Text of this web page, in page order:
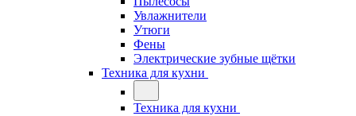
Увлажнители
Утюги
Фены
Электрические зубные щётки
Техника для кухни
Техника для кухни